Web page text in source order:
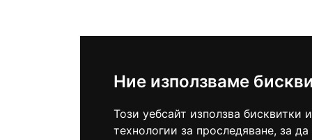
Ние използваме
Този уебсайт използва бисквитки
технологии за проследяване, за